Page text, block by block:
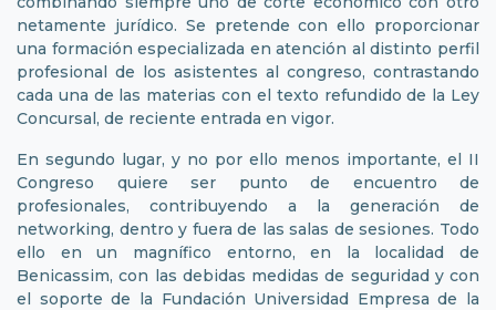
netamente jurídico. Se pretende con ello proporcionar
una formación especializada en atención al distinto perfil
profesional de los asistentes al congreso, contrastando
cada una de las materias con el texto refundido de la Ley
Concursal, de reciente entrada en vigor.
En segundo lugar, y no por ello menos importante, el II
Congreso quiere ser punto de encuentro de
profesionales, contribuyendo a la generación de
networking, dentro y fuera de las salas de sesiones. Todo
ello en un magnífico entorno, en la localidad de
Benicassim, con las debidas medidas de seguridad y con
el soporte de la Fundación Universidad Empresa de la